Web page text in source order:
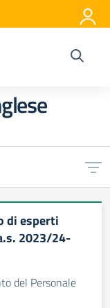
di esperti
2023/24-
del Personale